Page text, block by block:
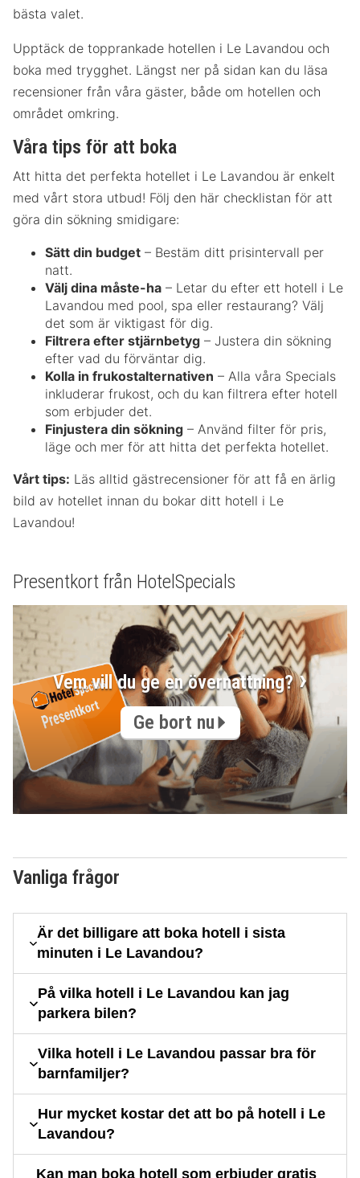
bästa valet.
Upptäck de topprankade hotellen i Le Lavandou och
boka med trygghet. Längst ner på sidan kan du läsa
recensioner från våra gäster, både om hotellen och
området omkring.
Våra tips för att boka
Att hitta det perfekta hotellet i Le Lavandou är enkelt
med vårt stora utbud! Följ den här checklistan för att
göra din sökning smidigare:
Sätt din budget – Bestäm ditt prisintervall per
natt.
Välj dina måste-ha – Letar du efter ett hotell i Le
Lavandou med pool, spa eller restaurang? Välj
det som är viktigast för dig.
Filtrera efter stjärnbetyg – Justera din sökning
efter vad du förväntar dig.
Kolla in frukostalternativen – Alla våra Specials
inkluderar frukost, och du kan filtrera efter hotell
som erbjuder det.
Finjustera din sökning – Använd filter för pris,
läge och mer för att hitta det perfekta hotellet.
Vårt tips: Läs alltid gästrecensioner för att få en ärlig
bild av hotellet innan du bokar ditt hotell i Le
Lavandou!
Presentkort från HotelSpecials
Vem vill du ge en övernattning?
Ge bort nu
Vanliga frågor
Är det billigare att boka hotell i sista
minuten i Le Lavandou?
På vilka hotell i Le Lavandou kan jag
parkera bilen?
Vilka hotell i Le Lavandou passar bra för
barnfamiljer?
Hur mycket kostar det att bo på hotell i Le
Lavandou?
Kan man boka hotell som erbjuder gratis